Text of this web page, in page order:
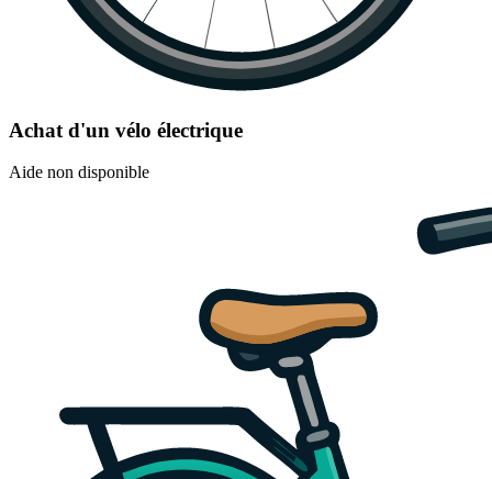
Achat d'un vélo électrique
Aide non disponible